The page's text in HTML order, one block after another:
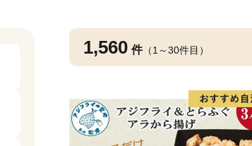
1,560 件（1～30件目）